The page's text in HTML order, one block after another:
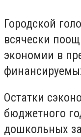
Городской
всячески
экономии в
Остатки
бюджетного
дошкольных